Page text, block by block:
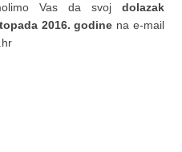
Vas da svoj dolazak
2016. godine na e-mail